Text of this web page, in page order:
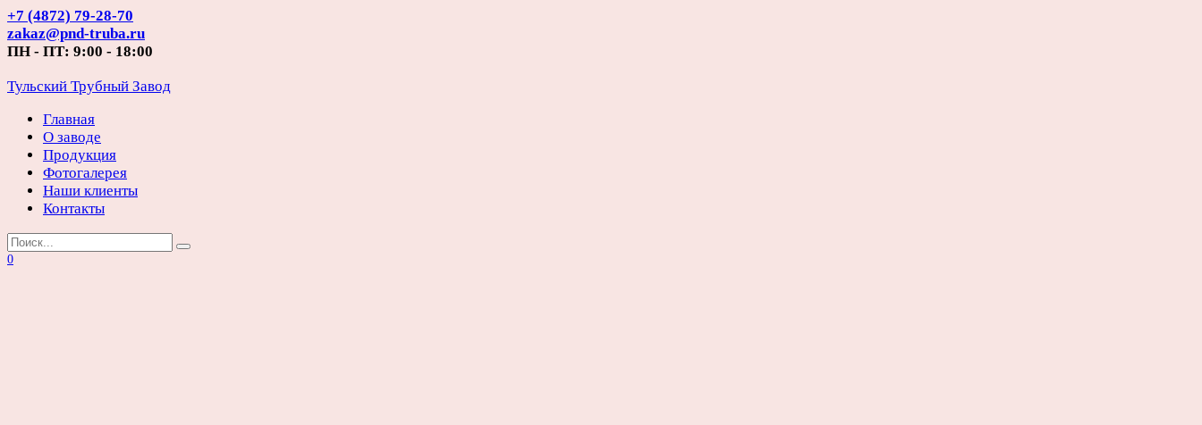
Перейти
к
содержанию
+7 (4872) 79-28-70
zakaz@pnd-truba.ru
ПН - ПТ: 9:00 - 18:00
Тульский Трубный Завод
Главная
О заводе
Продукция
Фотогалерея
Наши клиенты
Контакты
Search
for:
0